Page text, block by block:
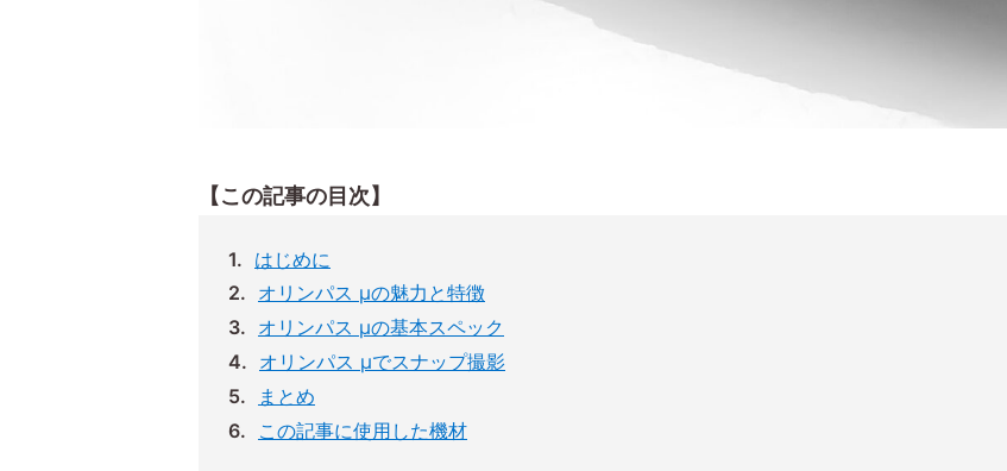
【この記事の目次】
はじめに
オリンパス μの魅力と特徴
オリンパス μの基本スペック
オリンパス μでスナップ撮影
まとめ
この記事に使用した機材